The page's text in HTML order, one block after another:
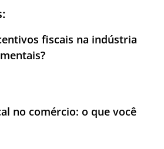
fiscais na indústria
no comércio: o que você